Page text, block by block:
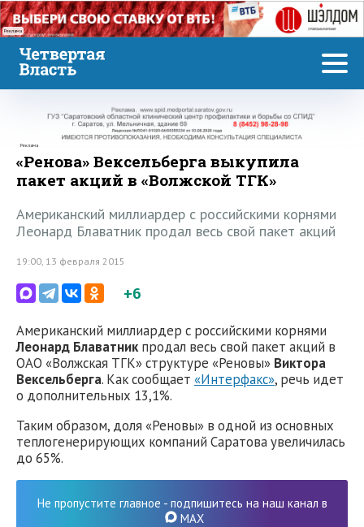
Реклама
Реклама
«Ренова» Вексельберга выкупила
пакет акций в «Волжской ТГК»
Американский миллиардер с российскими корнями
Леонард Блаватник продал весь свой пакет акций
19:00, 13 февраля 2015
+6
Американский миллиардер с российскими корнями
Леонард Блаватникпродал весь свой пакет акций в
ОАО «Волжская ТГК» структуре «Реновы» Виктора
Вексельберга. Как сообщает «Интерфакс», речь идет
о дополнительных 13,1%.
Таким образом, доля «Реновы» в одной из основных
теплогенерирующих компаний Саратова увеличилась
до 65%.
Не пропустите главное - подпишитесь на наш канал в
MAX